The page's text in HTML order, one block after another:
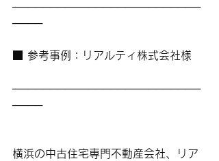
─────────────────────────
────
■ 参考事例：リアルティ株式会社様
─────────────────────────
────
横浜の中古住宅専門不動産会社、リア